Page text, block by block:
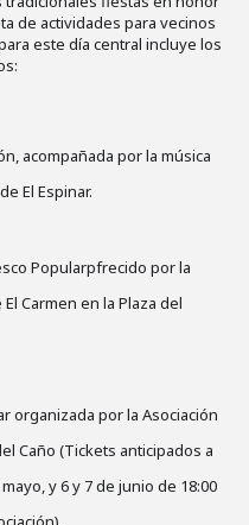
de actividades para vecinos
este día central incluye los
acompañada por la música
El Espinar.
Popularpfrecido por la
Carmen en la Plaza del
organizada por la Asociación
Caño (Tickets anticipados a
y 6 y 7 de junio de 18:00